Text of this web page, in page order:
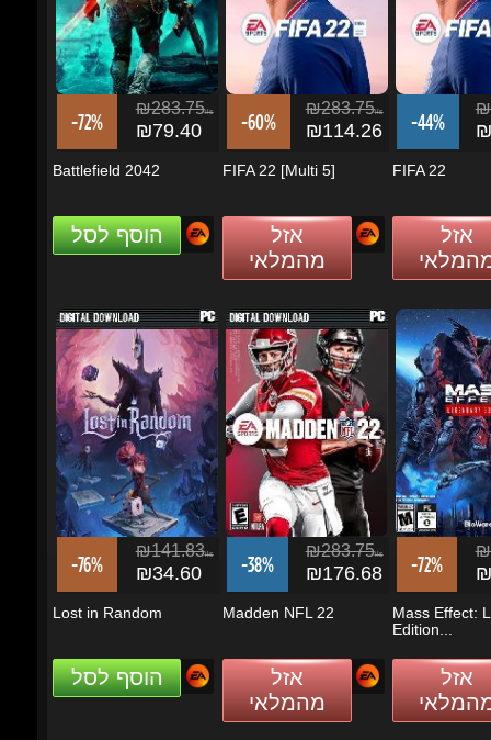
-72% ₪79.40
Battlefield 2042
הוסף לסל
-60% ₪114.26
FIFA 22 [Multi 5]
אזל
מהמלאי
-44%
FIFA 22
אזל
מהמלאי
-76%
₪141.83
₪34.60
Lost in Random
הוסף לסל
-38%
₪283.75ils
₪176.68
Madden NFL 22
אזל
מהמלאי
-72%
Mass Effect:
Edition...
אזל
מהמלאי